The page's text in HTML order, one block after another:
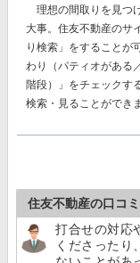
理想の間取りを見つ
大事。住友不動産のサ
り検索」 をすることが
わり（パティオがある
階段）」をチェックす
検索・見ることができ
住友不動産の口コ
打合せの対応
くださったり